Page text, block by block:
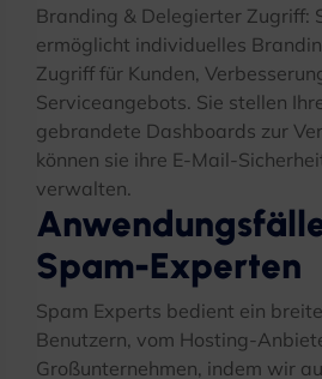
Branding & Delegierter Zugriff:
ermöglicht individuelles
Zugriff für Kunden,
Serviceangebots. Sie stellen
gebrandete Dashboards zur
können sie ihre E-Mail-
verwalten.
Spam-Experten
Spam Experts bedient ein
Benutzern, vom Hosting-
Großunternehmen, indem wir